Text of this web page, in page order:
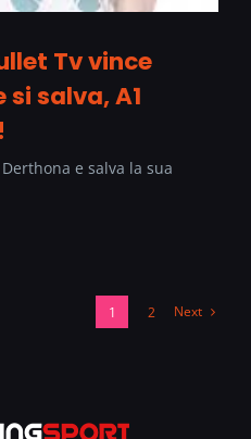
Tv vince
salva, A1
e salva la sua
1 2 Next